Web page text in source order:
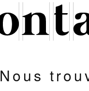
Nous